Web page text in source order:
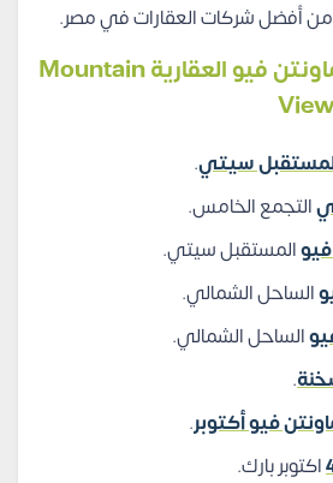
من أفضل شركات العقارات في مصر.
مشروعات شركة ماونتن فيو العقارية Mountain
سيتي.
التجمع الخامس.
المستقبل سيتي.
الساحل الشمالي.
الساحل الشمالي.
.
فيو أكتوبر.
اكتوبر بارك.